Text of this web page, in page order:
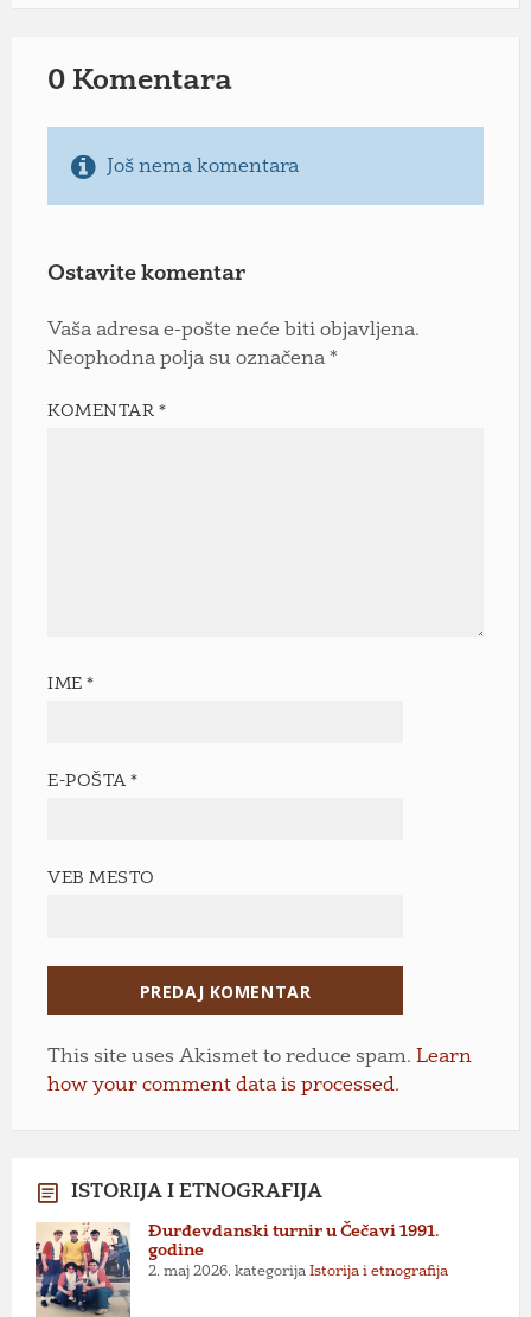
0 Komentara
Još nema komentara
Ostavite komentar
Vaša adresa e-pošte neće biti objavljena.
Neophodna polja su označena *
KOMENTAR*
IME*
E-POŠTA*
VEB MESTO
This site uses Akismet to reduce spam. Learn
how your comment data is processed.
ISTORIJA I ETNOGRAFIJA
Đurđevdanski turnir u Čečavi 1991.
godine
2. maj 2026. kategorija Istorija i etnografija